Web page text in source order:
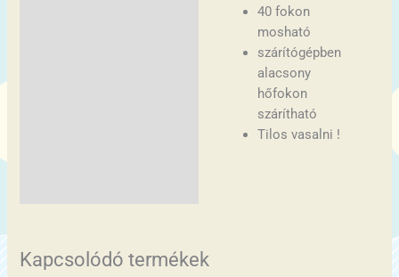
40 fokon
mosható
szárítógépben
alacsony
hőfokon
szárítható
Tilos vasalni !
Kapcsolódó termékek